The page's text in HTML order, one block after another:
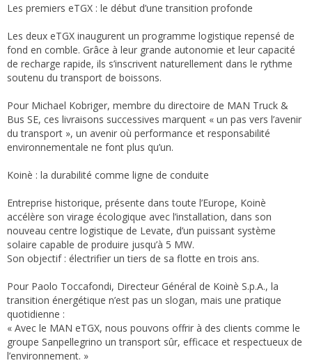
Les premiers eTGX : le début d’une transition profonde
Les deux eTGX inaugurent un programme logistique repensé de
fond en comble. Grâce à leur grande autonomie et leur capacité
de recharge rapide, ils s’inscrivent naturellement dans le rythme
soutenu du transport de boissons.
Pour Michael Kobriger, membre du directoire de MAN Truck &
Bus SE, ces livraisons successives marquent « un pas vers l’avenir
du transport », un avenir où performance et responsabilité
environnementale ne font plus qu’un.
Koinè : la durabilité comme ligne de conduite
Entreprise historique, présente dans toute l’Europe, Koinè
accélère son virage écologique avec l’installation, dans son
nouveau centre logistique de Levate, d’un puissant système
solaire capable de produire jusqu’à 5 MW.
Son objectif : électrifier un tiers de sa flotte en trois ans.
Pour Paolo Toccafondi, Directeur Général de Koinè S.p.A., la
transition énergétique n’est pas un slogan, mais une pratique
quotidienne :
« Avec le MAN eTGX, nous pouvons offrir à des clients comme le
groupe Sanpellegrino un transport sûr, efficace et respectueux de
l’environnement. »